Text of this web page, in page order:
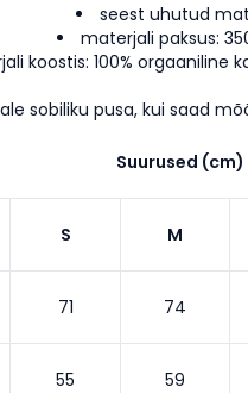
seest uhutud
materjali paksus:
koostis: 100% orgaaniline
sobiliku pusa, kui saad
Suurused (cm)
S M
71 74
55 59